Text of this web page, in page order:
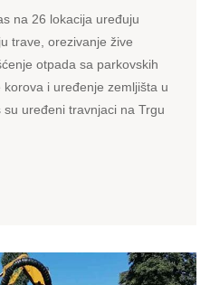
na 26 lokacija uređuju
trave, orezivanje žive
otpada sa parkovskih
i uređenje zemljišta u
uređeni travnjaci na Trgu